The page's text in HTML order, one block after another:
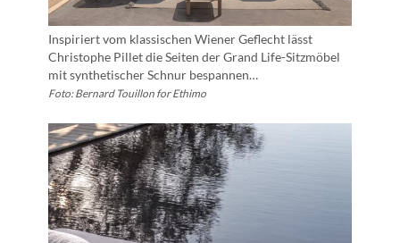
Inspiriert vom klassischen Wiener Geflecht lässt
Christophe Pillet die Seiten der Grand Life-Sitzmöbel
mit synthetischer Schnur bespannen…
Foto: Bernard Touillon for Ethimo